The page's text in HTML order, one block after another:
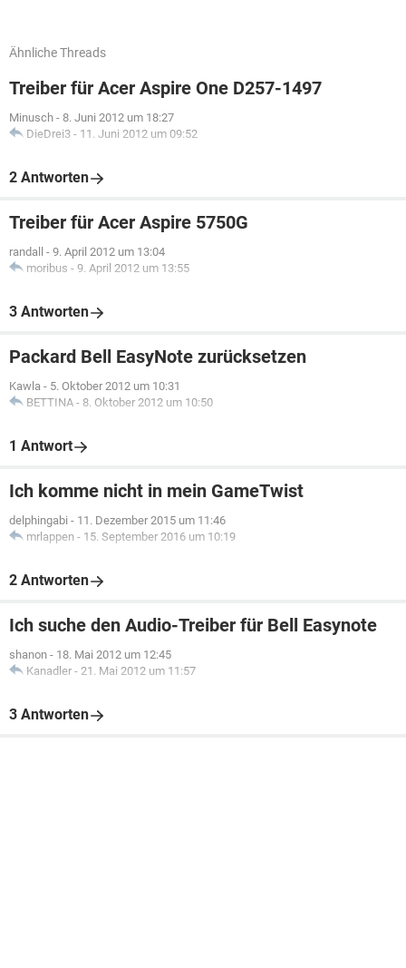
Ähnliche Threads
Treiber für Acer Aspire One D257-1497
Minusch - 8. Juni 2012 um 18:27
DieDrei3 - 11. Juni 2012 um 09:52
2 Antworten
Treiber für Acer Aspire 5750G
randall - 9. April 2012 um 13:04
moribus - 9. April 2012 um 13:55
3 Antworten
Packard Bell EasyNote zurücksetzen
Kawla - 5. Oktober 2012 um 10:31
BETTINA - 8. Oktober 2012 um 10:50
1 Antwort
Ich komme nicht in mein GameTwist
delphingabi - 11. Dezember 2015 um 11:46
mrlappen - 15. September 2016 um 10:19
2 Antworten
Ich suche den Audio-Treiber für Bell Easynote
shanon - 18. Mai 2012 um 12:45
Kanadler - 21. Mai 2012 um 11:57
3 Antworten